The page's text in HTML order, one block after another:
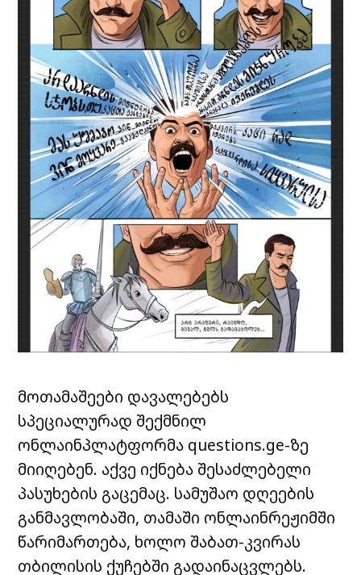
მოთამაშეები დავალებებს
სპეციალურად შექმნილ
ონლაინპლატფორმა questions.ge-ზე
მიიღებენ. აქვე იქნება შესაძლებელი
პასუხების გაცემაც. სამუშაო დღეების
განმავლობაში, თამაში ონლაინრეჟიმში
წარიმართება, ხოლო შაბათ-კვირას
თბილისის ქუჩებში გადაინაცვლებს.